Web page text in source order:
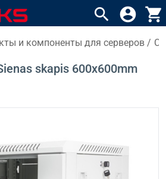
search account_circle shopping_cart
и компоненты для серверов /
skapis 600x600mm